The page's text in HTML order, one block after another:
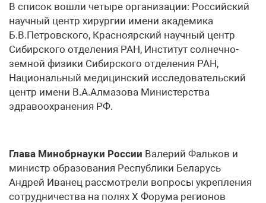
В список вошли четыре организации: Российский
научный центр хирургии имени академика
Б.В.Петровского, Красноярский научный центр
Сибирского отделения РАН, Институт солнечно-
земной физики Сибирского отделения РАН,
Национальный медицинский исследовательский
центр имени В.А.Алмазова Министерства
здравоохранения РФ.
Глава Минобрнауки России Валерий Фальков и
министр образования Республики Беларусь
Андрей Иванец рассмотрели вопросы укрепления
сотрудничества на полях Х Форума регионов